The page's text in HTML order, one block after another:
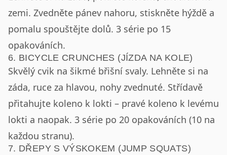
zemi. Zvedněte pánev nahoru, stiskněte hýždě a
pomalu spouštějte dolů. 3 série po 15
opakováních.
6. BICYCLE CRUNCHES (JÍZDA NA KOLE)
Skvělý cvik na šikmé břišní svaly. Lehněte si na
záda, ruce za hlavou, nohy zvednuté. Střídavě
přitahujte koleno k lokti – pravé koleno k levému
lokti a naopak. 3 série po 20 opakováních (10 na
každou stranu).
7. DŘEPY S VÝSKOKEM (JUMP SQUATS)